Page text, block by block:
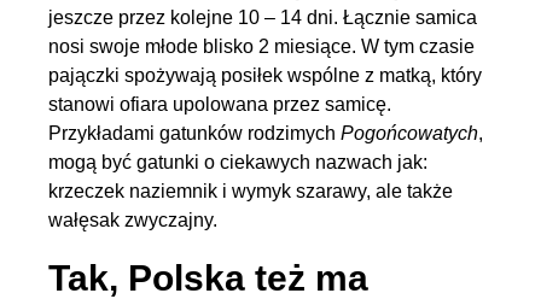
jeszcze przez kolejne 10 – 14 dni. Łącznie samica
nosi swoje młode blisko 2 miesiące. W tym czasie
pajączki spożywają posiłek wspólne z matką, który
stanowi ofiara upolowana przez samicę.
Przykładami gatunków rodzimych Pogońcowatych,
mogą być gatunki o ciekawych nazwach jak:
krzeczek naziemnik i wymyk szarawy, ale także
wałęsak zwyczajny.
Tak, Polska też ma